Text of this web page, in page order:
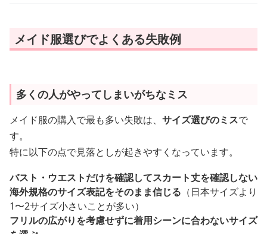
メイド服選びでよくある失敗例
多くの人がやってしまいがちなミス
メイド服の購入で最も多い失敗は、 サイズ選びのミスで
す。
特に以下の点で見落としが起きやすくなっています。
バスト・ウエストだけを確認してスカート丈を確認しない
海外規格のサイズ表記をそのまま信じる （日本サイズより
1〜2サイズ小さいことが多い）
フリルの広がりを考慮せずに着用シーンに合わないサイズ